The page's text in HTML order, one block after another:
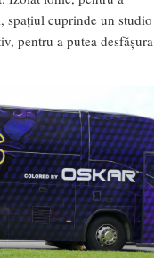
spațiul cuprinde un studio
pentru a putea desfășura